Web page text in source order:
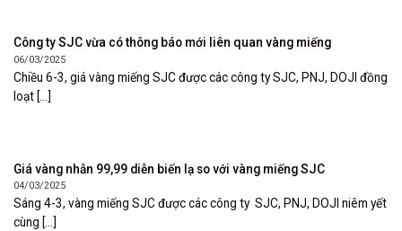
Công ty SJC vừa có thông báo mới liên quan vàng miếng
06/03/2025
Chiều 6-3, giá vàng miếng SJC được các công ty SJC, PNJ, DOJI đồng
loạt [...]
Giá vàng nhẫn 99,99 diễn biến lạ so với vàng miếng SJC
04/03/2025
Sáng 4-3, vàng miếng SJC được các công ty SJC, PNJ, DOJI niêm yết
cùng [...]